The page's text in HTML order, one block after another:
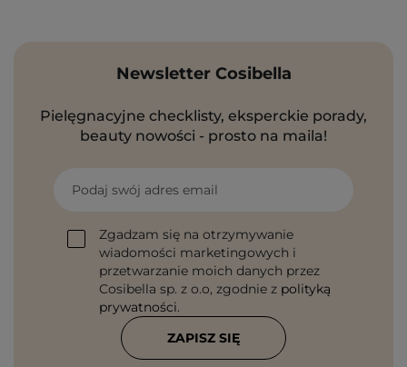
Newsletter Cosibella
Pielęgnacyjne checklisty, eksperckie porady,
beauty nowości - prosto na maila!
Podaj swój adres email
Zgadzam się na otrzymywanie
wiadomości marketingowych i
przetwarzanie moich danych przez
Cosibella sp. z o.o, zgodnie z polityką
prywatności.
ZAPISZ SIĘ